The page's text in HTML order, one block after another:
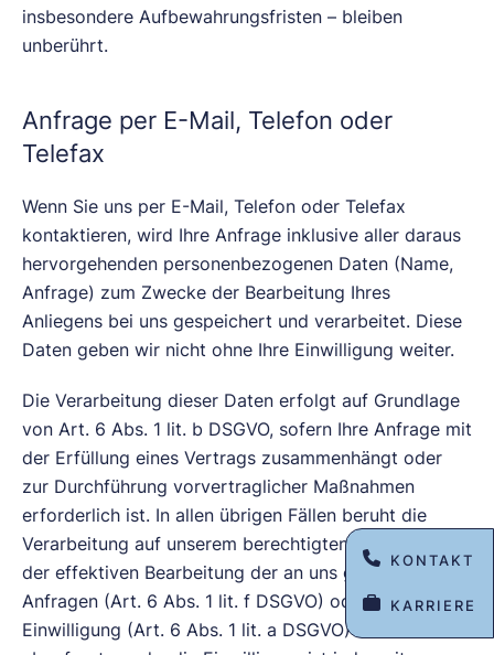
KONTAKT
KARRIERE
insbesondere Aufbewahrungsfristen – bleiben
unberührt.
Anfrage per E-Mail, Telefon oder
Telefax
Wenn Sie uns per E-Mail, Telefon oder Telefax
kontaktieren, wird Ihre Anfrage inklusive aller daraus
hervorgehenden personenbezogenen Daten (Name,
Anfrage) zum Zwecke der Bearbeitung Ihres
Anliegens bei uns gespeichert und verarbeitet. Diese
Daten geben wir nicht ohne Ihre Einwilligung weiter.
Die Verarbeitung dieser Daten erfolgt auf Grundlage
von Art. 6 Abs. 1 lit. b DSGVO, sofern Ihre Anfrage mit
der Erfüllung eines Vertrags zusammenhängt oder
zur Durchführung vorvertraglicher Maßnahmen
erforderlich ist. In allen übrigen Fällen beruht die
Verarbeitung auf unserem berechtigten Interesse an
der effektiven Bearbeitung der an uns gerichteten
Anfragen (Art. 6 Abs. 1 lit. f DSGVO) oder auf Ihrer
Einwilligung (Art. 6 Abs. 1 lit. a DSGVO) sofern diese